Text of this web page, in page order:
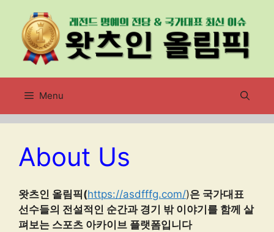
기
Menu
About Us
왓츠인 올림픽(https://asdfffg.com/)은 국가대표
선수들의 전설적인 순간과 경기 밖 이야기를 함께 살
펴보는 스포츠 아카이브 플랫폼입니다